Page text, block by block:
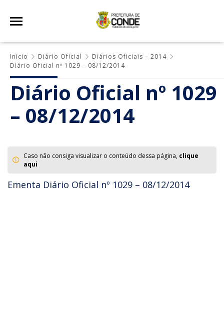
Início Diário Oficial
Diários Oficiais – 2014
Diário Oficial nº 1029 – 08/12/2014
Diário Oficial nº 1029
– 08/12/2014
Caso não consiga visualizar o conteúdo dessa página, clique
aqui
Ementa Diário Oficial nº 1029 – 08/12/2014